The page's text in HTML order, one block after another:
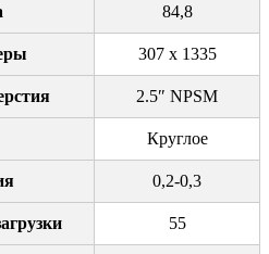
84,8
307 х 1335
2.5″ NPSM
Круглое
0,2-0,3
55